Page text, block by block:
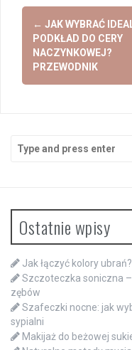
Post
navigation
← JAK WYBRAĆ
PODKŁAD DO CERY
NACZYNKOWEJ?
PRZEWODNIK
for:
Ostatnie wpisy
Jak łączyć kolory
Szczoteczka soniczna
zębów
Szafeczki nocne: jak
sypialni
Makijaż do beżowej